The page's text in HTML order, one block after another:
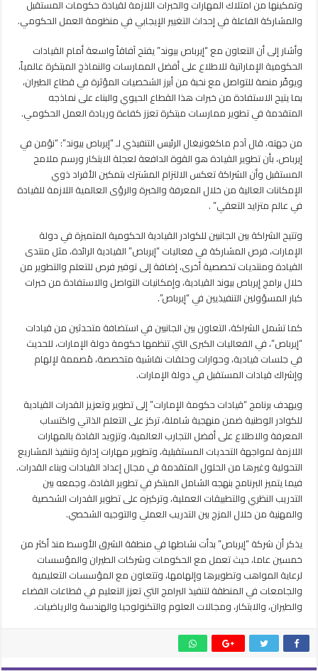
وتمكينها من امتلاك المهارات والخبرات اللازمة لقيادة حكومات المستقبل
والمشاركة الفاعلة في إحداث التغيير الإيجابي في منظومة العمل الحكومي.
وأشار إلى أن التعاون مع “إيرباص بيوند” يفتح آفاقاً واسعة أمام القيادات
الحكومية الإماراتية للاطلاع على أفضل الممارسات والنماذج المبتكرة عالمياً،
ويوفّر منصة للتواصل مع نخبة من أبرز الشخصيات المؤثرة في قطاع الطيران،
بما يتيح الاستفادة من خبرات هذا القطاع الحيوي والبناء على نماذجه
المتقدمة في تطوير ممارسات مبتكرة تعزز كفاءة وريادة العمل الحكومي.
من جهته، قال آدم ماكغونيغال الرئيس التنفيذي لـ “إيرباص بيوند”: “نؤمن في
إيرباص، بأن تطوير القيادة هو القوة الدافعة لعجلة الابتكار ورسم ملامح
المستقبل وأن الشراكة تعكس الالتزام المشترك بتمكين الأفراد ذوي
الإمكانات العالية من خلال المعرفة والخبرة والرؤى العالمية اللازمة للقيادة
في عالم متزايد التعقي” .
وتتيح الشراكة بين الجانبين للكوادر القيادية الحكومية المتميزة في دولة
الإمارات، فرص المشاركة في فعاليات “إيرباص” القيادية الرائدة، مثل منتدى
القيادة ومنتديات تخصصية أخرى، إضافة إلى توفير فرص للتعلم والتطوير من
خلال برامج إيرباص بيوند القيادية، وإمكانيات التواصل والاستفادة من خبرات
كبار المسؤولين التنفيذيين في “إيرباص”.
كما تشمل الشراكة، التعاون بين الجانبين في استضافة متحدثين من قيادات
“إيرباص”، في الفعاليات الكبرى التي تنظمها حكومة دولة الإمارات، للحديث
في جلسات قيادية، وحوارات وحلقات نقاشية متخصصة، مُصممة لإلهام
وإشراك قيادات المستقبل في دولة الإمارات.
ويهدف برنامج “قيادات حكومة الإمارات” إلى تطوير وتعزيز القدرات القيادية
للكوادر الوطنية ضمن منهجية شاملة، تركز على التعلم الذاتي واكتساب
المعرفة والاطلاع على أفضل التجارب العالمية، وتزويد القادة بالمهارات
اللازمة لمواجهة التحديات المستقبلية، وتطوير مهارات إدارة وتنفيذ المشاريع
التحولية وغيرها من الحلول المتقدمة في مجال إعداد القيادات وبناء القدرات.
فيما يتميز البرنامج بنهجه الشامل المبتكر في تطوير القادة، وجمعه بين
التدريب النظري والتطبيقات العملية، وتركيزه على تطوير القدرات الشخصية
والمهنية من خلال المزج بين التدريب العملي والتوجيه الشخصي.
يذكر أن شركة “إيرباص” بدأت نشاطها في منطقة الشرق الأوسط منذ أكثر من
خمسين عاما، حيث تعمل مع الحكومات وشركات الطيران والمؤسسات
لرعاية المواهب وتطويرها وإلهامها، وتتعاون مع المؤسسات التعليمية
والجامعات في المنطقة لتنفيذ البرامج التي تعزز التعليم في قطاعات الفضاء
والطيران، والابتكار، ومجالات العلوم والتكنولوجيا والهندسة والرياضيات.